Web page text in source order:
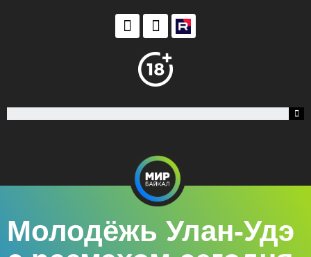
Молодёжь Улан-Удэ